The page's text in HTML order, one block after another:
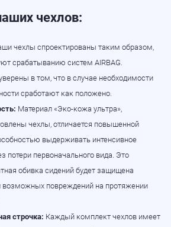
чехлов:
чехлы спроектированы таким образом,
срабатыванию систем AIRBAG.
в том, что в случае необходимости
сработают как положено.
Материал «Эко-кожа ультра»,
чехлы, отличается повышенной
выдерживать интенсивное
потери первоначального вида. Это
обивка сидений будет защищена
возможных повреждений на протяжении
строчка: Каждый комплект чехлов имеет